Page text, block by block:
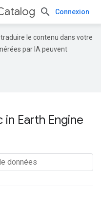
Connexion
le contenu dans votre
par IA peuvent
Earth Engine